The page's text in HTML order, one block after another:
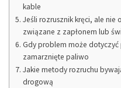
kable
Jeśli rozrusznik kręci, ale
związane z zapłonem lub
Gdy problem może
zamarznięte paliwo
Jakie metody rozruchu
drogową